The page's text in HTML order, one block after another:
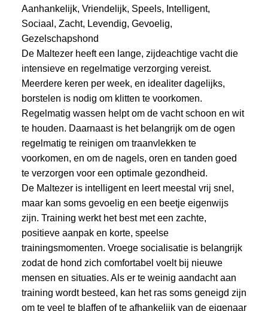
Aanhankelijk, Vriendelijk, Speels, Intelligent,
Sociaal, Zacht, Levendig, Gevoelig,
Gezelschapshond
De Maltezer heeft een lange, zijdeachtige vacht die
intensieve en regelmatige verzorging vereist.
Meerdere keren per week, en idealiter dagelijks,
borstelen is nodig om klitten te voorkomen.
Regelmatig wassen helpt om de vacht schoon en wit
te houden. Daarnaast is het belangrijk om de ogen
regelmatig te reinigen om traanvlekken te
voorkomen, en om de nagels, oren en tanden goed
te verzorgen voor een optimale gezondheid.
De Maltezer is intelligent en leert meestal vrij snel,
maar kan soms gevoelig en een beetje eigenwijs
zijn. Training werkt het best met een zachte,
positieve aanpak en korte, speelse
trainingsmomenten. Vroege socialisatie is belangrijk
zodat de hond zich comfortabel voelt bij nieuwe
mensen en situaties. Als er te weinig aandacht aan
training wordt besteed, kan het ras soms geneigd zijn
om te veel te blaffen of te afhankelijk van de eigenaar